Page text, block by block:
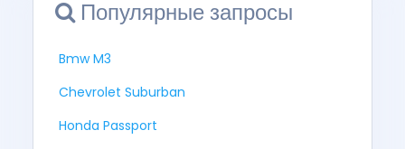
Популярные запросы
Bmw M3
Chevrolet Suburban
Honda Passport